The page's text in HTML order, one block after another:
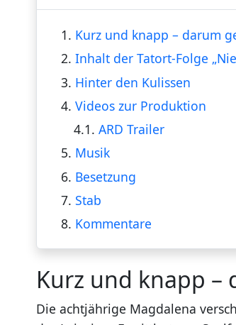
1. Kurz und knapp – darum
2. Inhalt der Tatort-Folge
3. Hinter den Kulissen
4. Videos zur Produktion
4.1. ARD Trailer
5. Musik
6. Besetzung
7. Stab
8. Kommentare
Kurz und knapp –
Die achtjährige Magdalena